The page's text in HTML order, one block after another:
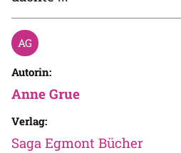
Autorin:
Anne Grue
Verlag:
Saga Egmont Bücher